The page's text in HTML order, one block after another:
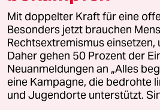
Veranstaltungen
Demnächst
Vor Ort
Mit doppelter Kraft für eine
Besonders jetzt brauchen
Rechtsextremismus
Daher gehen 50 Prozent der
Neuanmeldungen an „Alles
eine Kampagne, die bedrohte
und Jugendorte unterstützt.